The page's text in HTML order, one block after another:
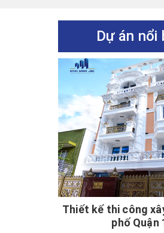
Dự án nổi
Thiết kế thi công
phố Quận